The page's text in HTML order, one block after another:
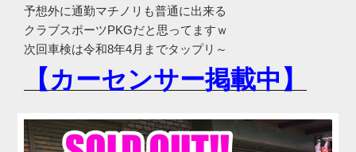
予想外に通勤マチノリも普通に出来る
クラブスポーツPKGだと思ってますｗ
次回車検は令和8年4月までタップリ～
【カーセンサー掲載中】